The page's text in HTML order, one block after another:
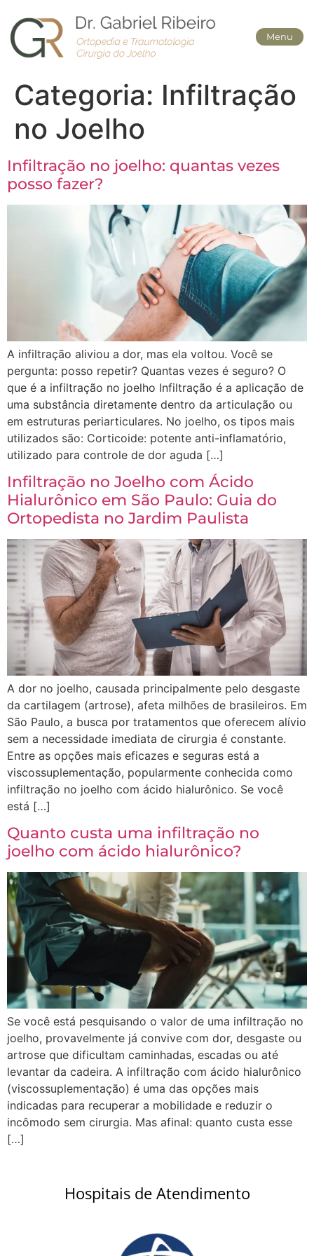
Menu
Categoria: Infiltração
no Joelho
Infiltração no joelho: quantas vezes
posso fazer?
A infiltração aliviou a dor, mas ela voltou. Você se
pergunta: posso repetir? Quantas vezes é seguro? O
que é a infiltração no joelho Infiltração é a aplicação de
uma substância diretamente dentro da articulação ou
em estruturas periarticulares. No joelho, os tipos mais
utilizados são: Corticoide: potente anti-inflamatório,
utilizado para controle de dor aguda […]
Infiltração no Joelho com Ácido
Hialurônico em São Paulo: Guia do
Ortopedista no Jardim Paulista
A dor no joelho, causada principalmente pelo desgaste
da cartilagem (artrose), afeta milhões de brasileiros. Em
São Paulo, a busca por tratamentos que oferecem alívio
sem a necessidade imediata de cirurgia é constante.
Entre as opções mais eficazes e seguras está a
viscossuplementação, popularmente conhecida como
infiltração no joelho com ácido hialurônico. Se você
está […]
Quanto custa uma infiltração no
joelho com ácido hialurônico?
Se você está pesquisando o valor de uma infiltração no
joelho, provavelmente já convive com dor, desgaste ou
artrose que dificultam caminhadas, escadas ou até
levantar da cadeira. A infiltração com ácido hialurônico
(viscossuplementação) é uma das opções mais
indicadas para recuperar a mobilidade e reduzir o
incômodo sem cirurgia. Mas afinal: quanto custa esse
[…]
Hospitais de Atendimento